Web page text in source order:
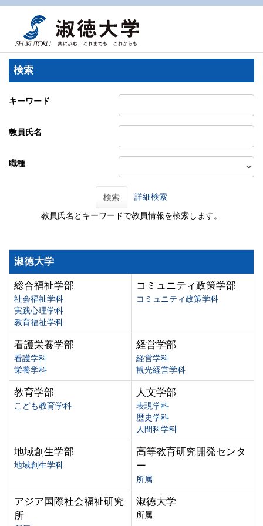
検索
キーワード
教員氏名
職種
検索 詳細検索
教員氏名とキーワードで教員情報を検索します。
淑徳大学
総合福祉学部
社会福祉学科
実践心理学科
教育福祉学科
コミュニティ政策学部
コミュニティ政策学科
看護栄養学部
看護学科
栄養学科
経営学部
経営学科
観光経営学科
教育学部
こども教育学科
人文学部
表現学科
歴史学科
人間科学科
地域創生学部
地域創生学科
高等教育研究開発センタ
ー
所属
アジア国際社会福祉研究
所
淑徳大学
所属